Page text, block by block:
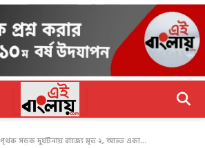
পৃথক সড়ক দুর্ঘটনায় রাজ্যে মৃত ২, আহত একা...